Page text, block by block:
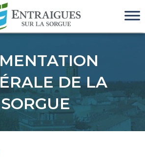
DE LA
SORGUE